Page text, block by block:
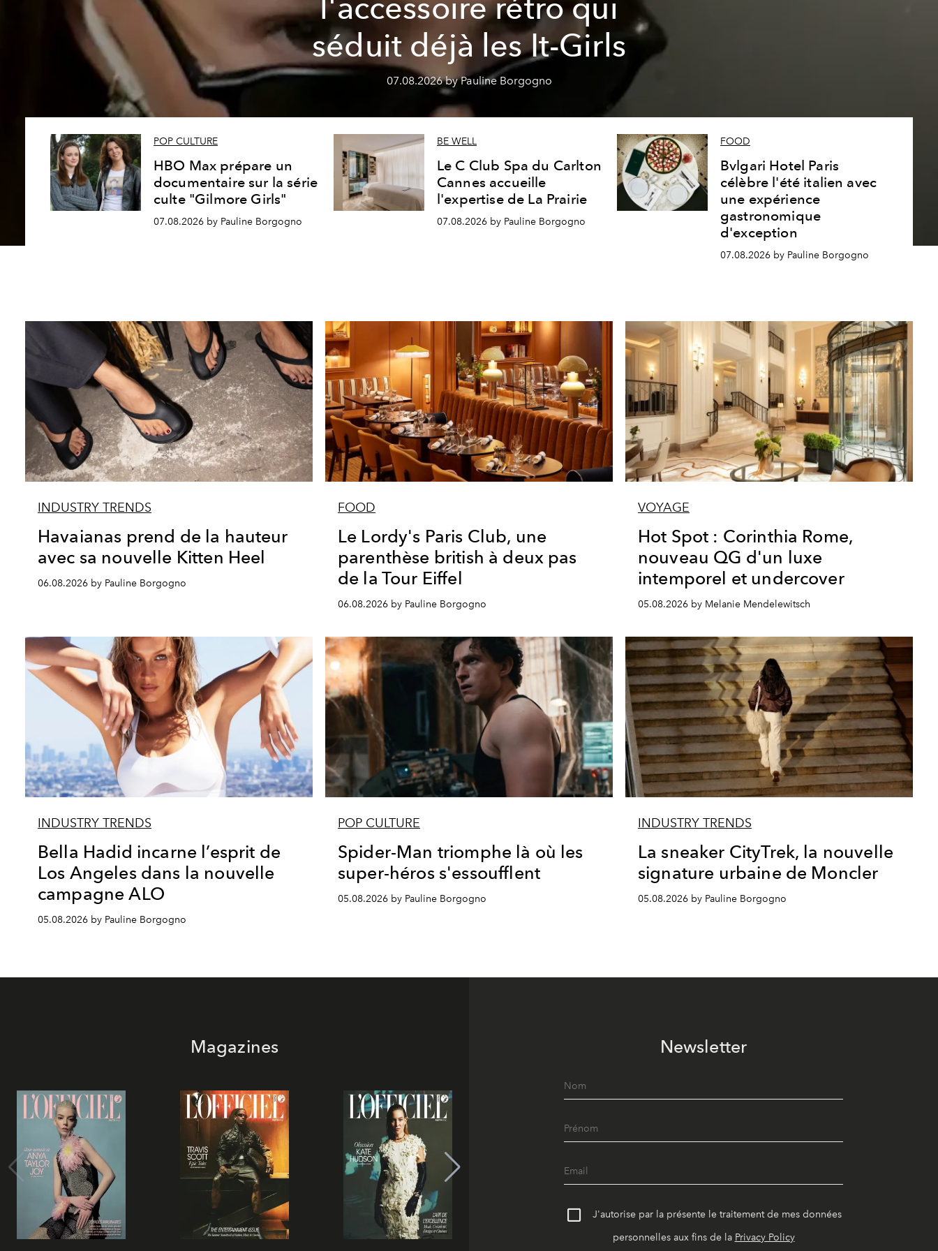
l'accessoire rétro qui
séduit déjà les It-Girls
07.08.2026 by Pauline Borgogno
POP CULTURE
HBO Max prépare un
documentaire sur la série
culte "Gilmore Girls"
07.08.2026 by Pauline Borgogno
BE WELL
Le C Club Spa du Carlton
Cannes accueille
l'expertise de La Prairie
07.08.2026 by Pauline Borgogno
FOOD
Bvlgari Hotel Paris
célèbre l'été italien avec
une expérience
gastronomique
d'exception
07.08.2026 by Pauline Borgogno
INDUSTRY TRENDS
Havaianas prend de la hauteur
avec sa nouvelle Kitten Heel
06.08.2026 by Pauline Borgogno
FOOD
Le Lordy's Paris Club, une
parenthèse british à deux pas
de la Tour Eiffel
06.08.2026 by Pauline Borgogno
VOYAGE
Hot Spot : Corinthia Rome,
nouveau QG d'un luxe
intemporel et undercover
05.08.2026 by Melanie Mendelewitsch
INDUSTRY TRENDS
Bella Hadid incarne l’esprit de
Los Angeles dans la nouvelle
campagne ALO
05.08.2026 by Pauline Borgogno
POP CULTURE
Spider-Man triomphe là où les
super-héros s'essoufflent
05.08.2026 by Pauline Borgogno
INDUSTRY TRENDS
La sneaker CityTrek, la nouvelle
signature urbaine de Moncler
05.08.2026 by Pauline Borgogno
Magazines Newsletter
J'autorise par la présente le traitement de mes données
personnelles aux fins de la Privacy Policy